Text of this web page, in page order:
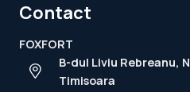
Contact
FOXFORT
B-dul Liviu Rebreanu,
Timisoara